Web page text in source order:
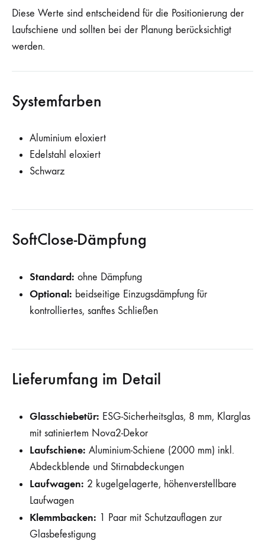
Diese Werte sind entscheidend für die Positionierung der
Laufschiene und sollten bei der Planung berücksichtigt
werden.
Systemfarben
Aluminium eloxiert
Edelstahl eloxiert
Schwarz
SoftClose-Dämpfung
Standard: ohne Dämpfung
Optional: beidseitige Einzugsdämpfung für
kontrolliertes, sanftes Schließen
Lieferumfang im Detail
Glasschiebetür: ESG-Sicherheitsglas, 8 mm, Klarglas
mit satiniertem Nova2-Dekor
Laufschiene: Aluminium-Schiene (2000 mm) inkl.
Abdeckblende und Stirnabdeckungen
Laufwagen: 2 kugelgelagerte, höhenverstellbare
Laufwagen
Klemmbacken: 1 Paar mit Schutzauflagen zur
Glasbefestigung